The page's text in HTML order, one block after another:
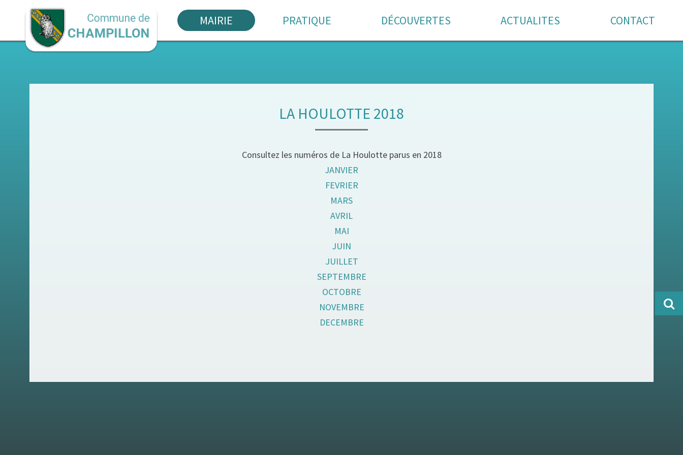
MAIRIE PRATIQUE DÉCOUVERTES ACTUALITES CONTACT
LA HOULOTTE 2018
Consultez les numéros de La Houlotte parus en 2018
JANVIER
FEVRIER
MARS
AVRIL
MAI
JUIN
JUILLET
SEPTEMBRE
OCTOBRE
NOVEMBRE
DECEMBRE